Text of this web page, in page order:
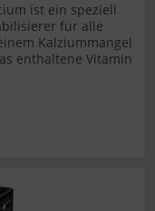
ist ein speziell
für alle
Kalziummangel
enthaltene Vitamin